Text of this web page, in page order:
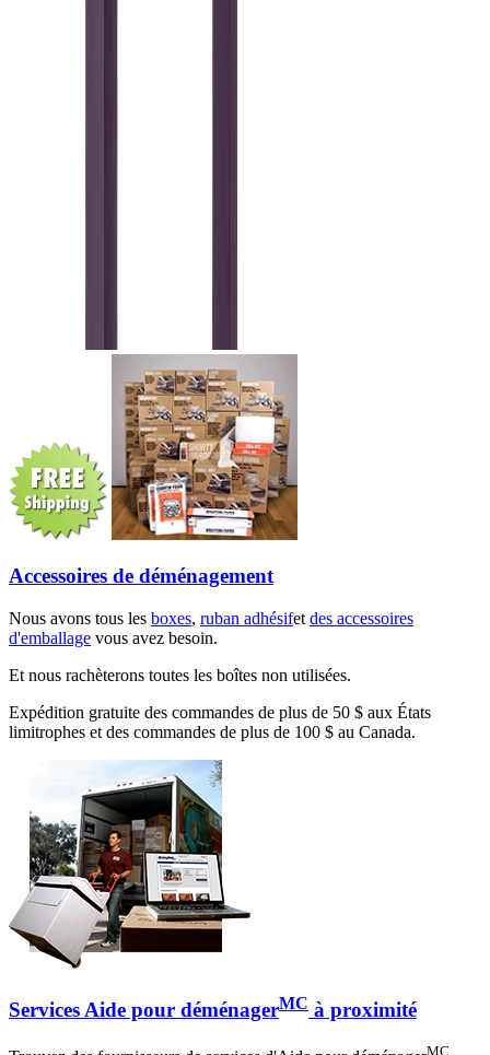
Accessoires de déménagement
Nous avons tous les boxes, ruban adhésifet des accessoires
d'emballage vous avez besoin.
Et nous rachèterons toutes les boîtes non utilisées.
Expédition gratuite des commandes de plus de 50 $ aux États
limitrophes et des commandes de plus de 100 $ au Canada.
Services Aide pour déménagerMC à proximité
MC